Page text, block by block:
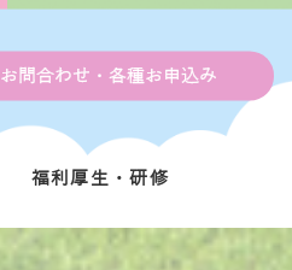
お問合わせ・各種お申込み
福利厚生・研修